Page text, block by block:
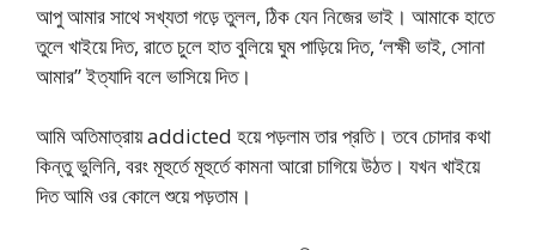
আপু আমার সাথে সখ্যতা গড়ে তুলল, ঠিক যেন নিজের ভাই। আমাকে হাতে
তুলে খাইয়ে দিত, রাতে চুলে হাত বুলিয়ে ঘুম পাড়িয়ে দিত, ‘লক্ষী ভাই, সোনা
আমার” ইত্যাদি বলে ভাসিয়ে দিত।
আমি অতিমাত্রায় addicted হয়ে পড়লাম তার প্রতি। তবে চোদার কথা
কিন্তু ভুলিনি, বরং মূহুর্তে মূহুর্তে কামনা আরো চাগিয়ে উঠত। যখন খাইয়ে
দিত আমি ওর কোলে শুয়ে পড়তাম।